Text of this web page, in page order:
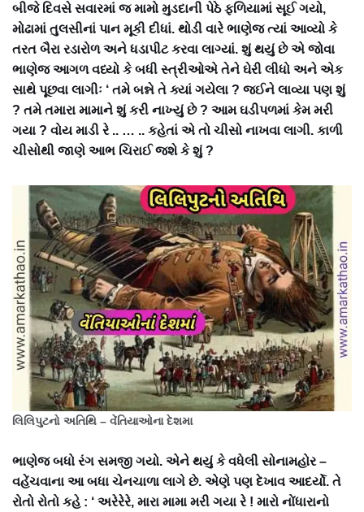
બીજે દિવસે સવારમાં જ મામો મુડદાની પેઠે ફળિયામાં સૂઈ ગયો,
મોઢામાં તુલસીનાં પાન મૂકી દીધાં. થોડી વારે ભાણેજ ત્યાં આવ્યો કે
તરત બૈરા રડારોળ અને ધડાપીટ કરવા લાગ્યાં. શું થયું છે એ જોવા
ભાણેજ આગળ વધ્યો કે બધી સ્ત્રીઓએ તેને ઘેરી લીધો અને એક
સાથે પૂછવા લાગીઃ ‘ તમે બન્ને તે ક્યાં ગયેલા ? જઈને લાવ્યા પણ શું
? તમે તમારા મામાને શું કરી નાખ્યું છે ? આમ ઘડીપળમાં કેમ મરી
ગયા ? વોય માડી રે .. … .. કહેતાં એ તો ચીસો નાખવા લાગી. કાળી
ચીસોથી જાણે આભ ચિરાઈ જશે કે શું ?
લિલિપુટનો અતિથિ – વેંતિયાઓના દેશમા
ભાણેજ બધો રંગ સમજી ગયો. એને થયું કે વધેલી સોનામહોર –
વહેંચવાના આ બધા ચેનચાળા લાગે છે. એણે પણ દેખાવ આદર્યો. તે
રોતો રોતો કહે : ‘ અરેરેરે, મારા મામા મરી ગયા રે ! મારો નોંધારાનો